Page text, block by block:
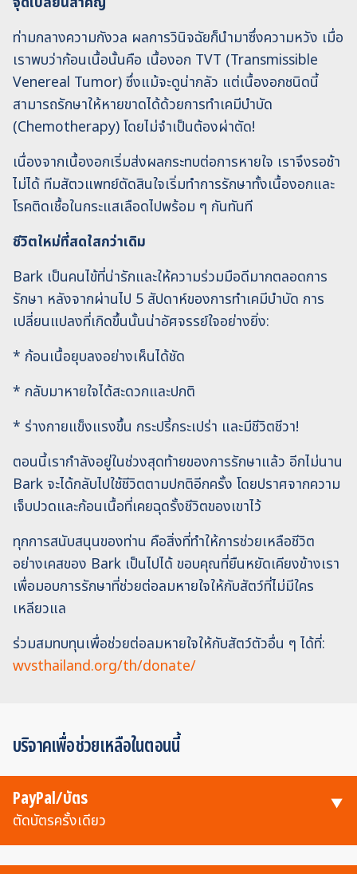
ท่ามกลางความกังวล ผลการวินิจฉัยก็นำมาซึ่งความหวัง เมื่อ
เราพบว่าก้อนเนื้อนั้นคือ เนื้องอก TVT (Transmissible
Venereal Tumor) ซึ่งแม้จะดูน่ากลัว แต่เนื้องอกชนิดนี้
สามารถรักษาให้หายขาดได้ด้วยการทำเคมีบำบัด
(Chemotherapy) โดยไม่จำเป็นต้องผ่าตัด!
เนื่องจากเนื้องอกเริ่มส่งผลกระทบต่อการหายใจ เราจึงรอช้า
ไม่ได้ ทีมสัตวแพทย์ตัดสินใจเริ่มทำการรักษาทั้งเนื้องอกและ
โรคติดเชื้อในกระแสเลือดไปพร้อม ๆ กันทันที
ชีวิตใหม่ที่สดใสกว่าเดิม
Bark เป็นคนไข้ที่น่ารักและให้ความร่วมมือดีมากตลอดการ
รักษา หลังจากผ่านไป 5 สัปดาห์ของการทำเคมีบำบัด การ
เปลี่ยนแปลงที่เกิดขึ้นนั้นน่าอัศจรรย์ใจอย่างยิ่ง:
* ก้อนเนื้อยุบลงอย่างเห็นได้ชัด
* กลับมาหายใจได้สะดวกและปกติ
* ร่างกายแข็งแรงขึ้น กระปรี้กระเปร่า และมีชีวิตชีวา!
ตอนนี้เรากำลังอยู่ในช่วงสุดท้ายของการรักษาแล้ว อีกไม่นาน
Bark จะได้กลับไปใช้ชีวิตตามปกติอีกครั้ง โดยปราศจากความ
เจ็บปวดและก้อนเนื้อที่เคยฉุดรั้งชีวิตของเขาไว้
ทุกการสนับสนุนของท่าน คือสิ่งที่ทำให้การช่วยเหลือชีวิต
อย่างเคสของ Bark เป็นไปได้ ขอบคุณที่ยืนหยัดเคียงข้างเรา
เพื่อมอบการรักษาที่ช่วยต่อลมหายใจให้กับสัตว์ที่ไม่มีใคร
เหลียวแล
ร่วมสมทบทุนเพื่อช่วยต่อลมหายใจให้กับสัตว์ตัวอื่น ๆ ได้ที่:
wvsthailand.org/th/donate/
บริจาคเพื่อช่วยเหลือในตอนนี้
PayPal/บัตร
ตัดบัตรครั้งเดียว